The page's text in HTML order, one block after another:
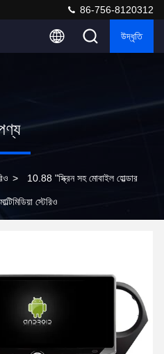
86-756-8120312
উদ্ধৃতি
> 10.88 "স্ক্রিন সহ মোবাইল হোল্ডার
স্টেরিও